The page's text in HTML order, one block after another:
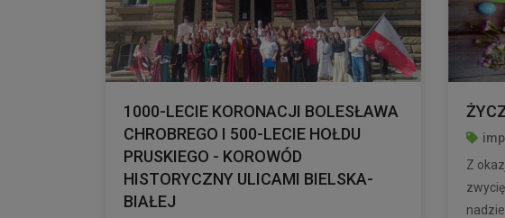
1000-LECIE KORONACJI BOLESŁAWA
CHROBREGO I 500-LECIE HOŁDU
PRUSKIEGO - KOROWÓD
HISTORYCZNY ULICAMI BIELSKA-
BIAŁEJ
Z